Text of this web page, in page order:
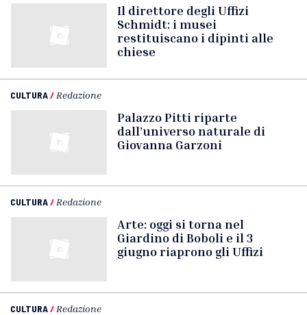
Il direttore degli Uffizi
Schmidt: i musei
restituiscano i dipinti alle
chiese
CULTURA/ Redazione
Palazzo Pitti riparte
dall’universo naturale di
Giovanna Garzoni
CULTURA/ Redazione
Arte: oggi si torna nel
Giardino di Boboli e il 3
giugno riaprono gli Uffizi
CULTURA/ Redazione